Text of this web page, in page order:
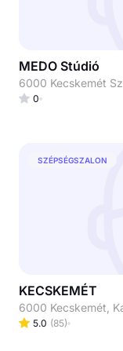
MEDO Stúdió
6000 Kecskemét
0
SZÉPSÉGSZALON
KECSKEMÉT
6000 Kecskemét,
5.0 (85)